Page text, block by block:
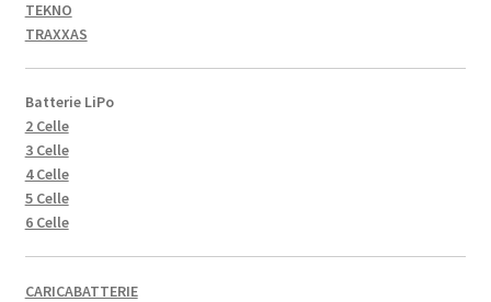
TEKNO
TRAXXAS
Batterie LiPo
2 Celle
3 Celle
4 Celle
5 Celle
6 Celle
CARICABATTERIE